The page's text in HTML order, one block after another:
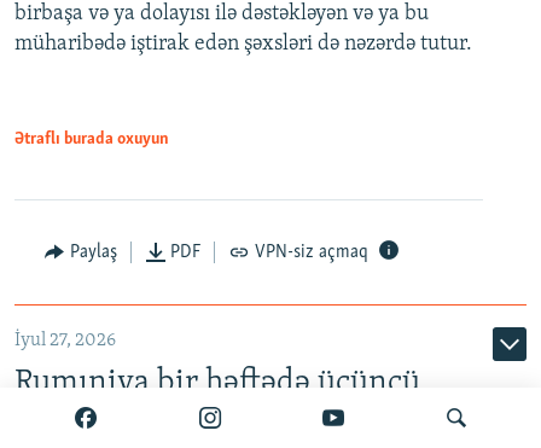
birbaşa və ya dolayısı ilə dəstəkləyən və ya bu
müharibədə iştirak edən şəxsləri də nəzərdə tutur.
Ətraflı burada oxuyun
Paylaş PDF VPN-siz açmaq
İyul 27, 2026
Rumıniya bir həftədə üçüncü
Rusiya dronunu vurduğunu